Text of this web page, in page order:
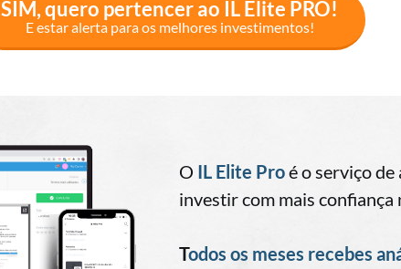
SIM, quero pertencer ao IL Elite PRO!
E estar alerta para os melhores investimentos!
O IL Elite Proé o serviço de
investir com mais confiança
Todos os meses recebes